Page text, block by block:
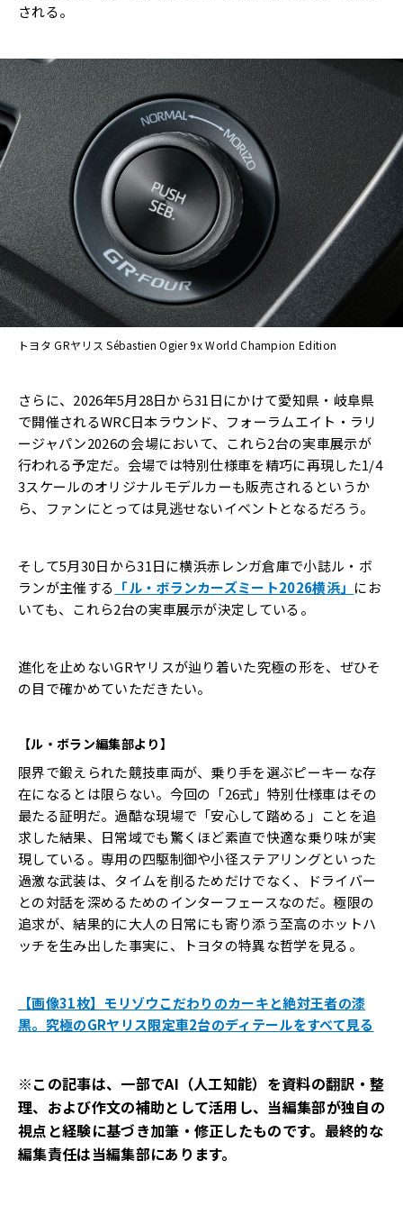
される。
トヨタ GRヤリス Sébastien Ogier 9x World Champion Edition
さらに、2026年5月28日から31日にかけて愛知県・岐阜県
で開催されるWRC日本ラウンド、フォーラムエイト・ラリ
ージャパン2026の会場において、これら2台の実車展示が
行われる予定だ。会場では特別仕様車を精巧に再現した1/4
3スケールのオリジナルモデルカーも販売されるというか
ら、ファンにとっては見逃せないイベントとなるだろう。
そして5月30日から31日に横浜赤レンガ倉庫で小誌ル・ボ
ランが主催する 「ル・ボランカーズミート2026横浜」 にお
いても、これら2台の実車展示が決定している。
進化を止めないGRヤリスが辿り着いた究極の形を、ぜひそ
の目で確かめていただきたい。
【ル・ボラン編集部より】
限界で鍛えられた競技車両が、乗り手を選ぶピーキーな存
在になるとは限らない。今回の「26式」特別仕様車はその
最たる証明だ。過酷な現場で「安心して踏める」ことを追
求した結果、日常域でも驚くほど素直で快適な乗り味が実
現している。専用の四駆制御や小径ステアリングといった
過激な武装は、タイムを削るためだけでなく、ドライバー
との対話を深めるためのインターフェースなのだ。極限の
追求が、結果的に大人の日常にも寄り添う至高のホットハ
ッチを生み出した事実に、トヨタの特異な哲学を見る。
【画像31枚】モリゾウこだわりのカーキと絶対王者の漆
黒。究極のGRヤリス限定車2台のディテールをすべて見る
※この記事は、一部でAI（人工知能）を資料の翻訳・整
理、および作文の補助として活用し、当編集部が独自の
視点と経験に基づき加筆・修正したものです。最終的な
編集責任は当編集部にあります。